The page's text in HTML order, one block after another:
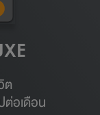
ต
ต่อเดือน​